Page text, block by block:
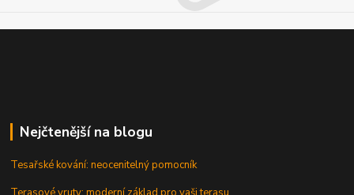
Nejčtenější na blogu
Tesařské kování: neocenitelný pomocník